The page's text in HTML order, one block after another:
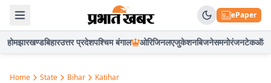
ePaper
होमझारखण्डबिहारउत्तर प्रदेशपश्चिम बंगाल ओरिजिनलएजुकेशनबिजनेसमनोरंजनटेकऑटो
Home State Bihar Katihar